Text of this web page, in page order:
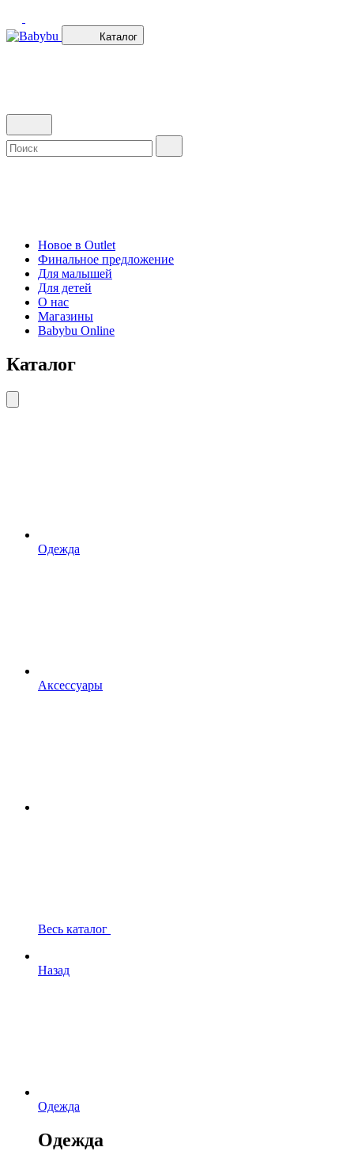
Каталог
Новое в Outlet
Финальное предложение
Для малышей
Для детей
О нас
Магазины
Babybu Online
Каталог
Одежда
Аксессуары
Весь каталог
Назад
Одежда
Одежда